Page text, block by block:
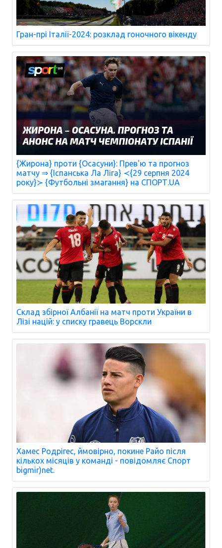
Гран-прі Італії-2024: розклад гоночного вікенду
{Жирона} проти {Осасуни}: Прев'ю та прогноз
матчу ⇒ {Іспанська Ла Ліга} ≺{29 серпня 2024
року}≻ {Футбольні змагання} на СПОРТ.UA
Склад збірної Албанії на матч проти України в
Лізі націй: у списку гравець Ворскли
Хамес Родрігес, ймовірно, покине Райо після
кількох місяців у команді - повідомляє Спорт
bigmir)net.